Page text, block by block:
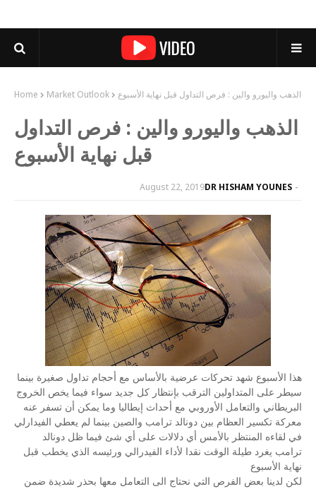
Home Market Outlook الذهب واليورو والين : فرص التداول قبل نهاية الأسبوع
الذهب واليورو والين : فرص التداول
قبل نهاية الأسبوع
DR HISHAM YOUNES
August 22, 2019
هذا الأسبوع شهد تحركات عرضية بالأساس مع أحجام تداول صغيرة بينما
سيطر على المتداولين الترقب بإنتظار كل جديد سواء فيما يخص الخروج
البريطاني والتعامل الأوروبي مع أحداث إيطاليا وما يمكن أن تسفر عنه
معركة تكسير العظام بين دونالد ترامب والصين بينما لم يعطي الفيدارلي
في لقاءه المنتظر بالأمس أي دلالات على أي شئ فيما ظل دونالد
ترامب يغرد طيلة الوقت نقدا لأداء الفيدرالي ورئيسه الذي يخطب قبل
نهاية الأسبوع
لكن لدينا بعض الفرص التي نحتاج الى التعامل معها بحذر شديدة ضمن